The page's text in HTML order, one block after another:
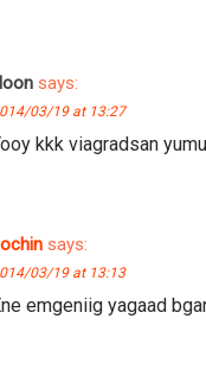
says:
03/19 at 13:27
kkk viagradsan yumu
says:
03/19 at 13:13
emgeniig yagaad